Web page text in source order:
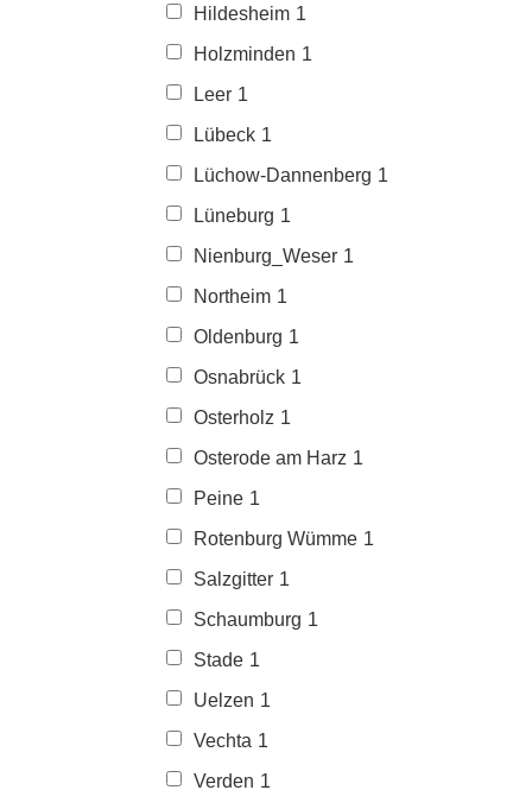
Hildesheim 1
Holzminden 1
Leer 1
Lübeck 1
Lüchow-Dannenberg 1
Lüneburg 1
Nienburg_Weser 1
Northeim 1
Oldenburg 1
Osnabrück 1
Osterholz 1
Osterode am Harz 1
Peine 1
Rotenburg Wümme 1
Salzgitter 1
Schaumburg 1
Stade 1
Uelzen 1
Vechta 1
Verden 1